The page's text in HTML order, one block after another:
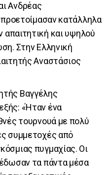
Ανδρέας
προετοίμασαν κατάλληλα
απαιτητική και υψηλού
Στην Ελληνική
Αναστάσιος
Βαγγέλης
«Ήταν ένα
τουρνουά με πολύ
συμμετοχές από
πυγμαχίας. Οι
τα πάντα μέσα